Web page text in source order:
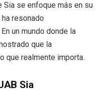
Sia se enfoque más en su
resonado
un mundo donde la
que la
que realmente importa.
Sia